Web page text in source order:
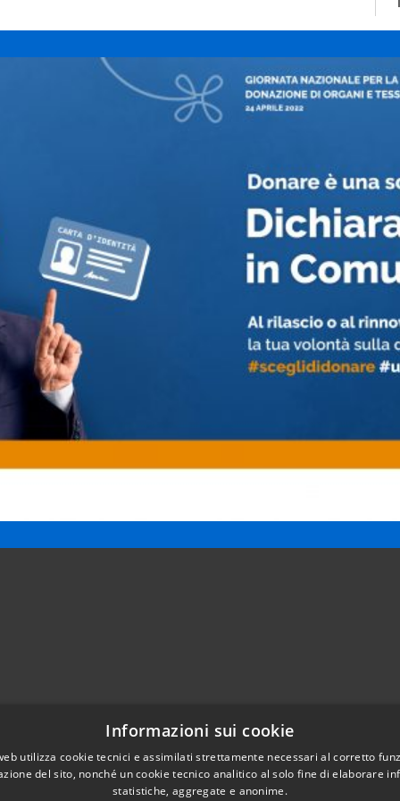
Email: protocollo@comune.pramaggiore.ve.it
protocollo.comune.pramaggiore.ve@pecveneto.it
Informazioni sui cookie
utilizza cookie tecnici e assimilati strettamente necessari al corretto
del sito, nonché un cookie tecnico analitico al solo fine di elaborare
statistiche, aggregate e anonime.